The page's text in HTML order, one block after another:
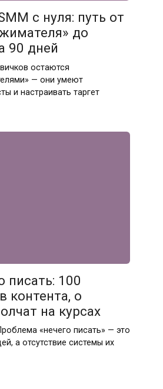
с нуля: путь от
до
90 дней
остаются
— они умеют
и настраивать таргет
писать: 100
контента, о
на курсах
«нечего писать» — это
а отсутствие системы их